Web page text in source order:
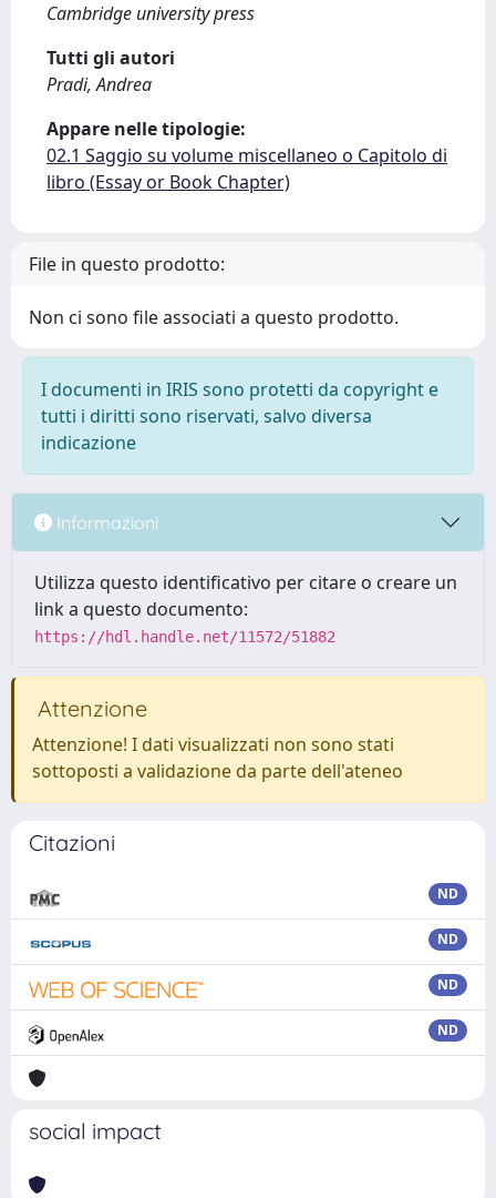
Cambridge university press
Tutti gli autori
Pradi, Andrea
Appare nelle tipologie:
02.1 Saggio su volume miscellaneo o Capitolo di
libro (Essay or Book Chapter)
File in questo prodotto:
Non ci sono file associati a questo prodotto.
I documenti in IRIS sono protetti da copyright e
tutti i diritti sono riservati, salvo diversa
indicazione
Informazioni
Utilizza questo identificativo per citare o creare un
link a questo documento:
https://hdl.handle.net/11572/51882
Attenzione
Attenzione! I dati visualizzati non sono stati
sottoposti a validazione da parte dell'ateneo
Citazioni
ND
ND
ND
ND
social impact